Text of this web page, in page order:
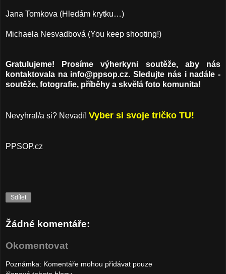
Jana Tomkova (Hledám krytku…)
Michaela Nesvadbová (You keep shooting!)
Gratulujeme! Prosíme výherkyni soutěže, aby nás
kontaktovala na info@ppsop.cz. Sledujte nás i nadále -
soutěže, fotografie, příběhy a skvělá foto komunita!
Nevyhral/a si? Nevadí! Vyber si svoje tričko TU!
PPSOP.cz
Sdílet
Žádné komentáře:
Okomentovat
Poznámka: Komentáře mohou přidávat pouze